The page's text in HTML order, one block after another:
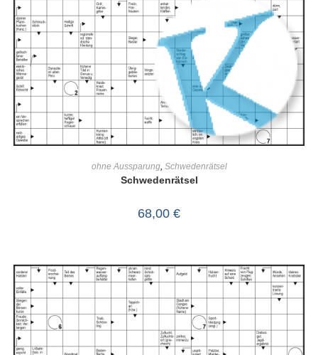
ohne Aussparung, Schwedenrätsel
Schwedenrätsel
68,00 €